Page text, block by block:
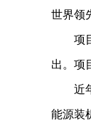
世界领
项目
出。项
近年
能源装